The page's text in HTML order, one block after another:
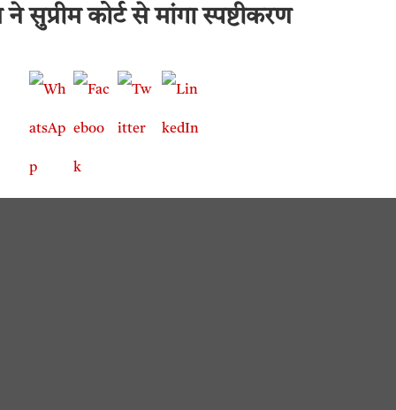
सुप्रीम कोर्ट से मांगा स्पष्टीकरण